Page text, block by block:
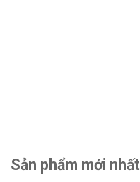
Sản phẩm mới nhất